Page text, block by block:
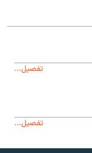
تفصیل...
تفصیل...